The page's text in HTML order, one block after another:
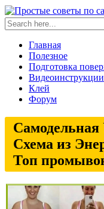
Главная
Полезное
Подготовка
Видеоинструкции
Клей
Форум
Самодельная
Схема из
Топ